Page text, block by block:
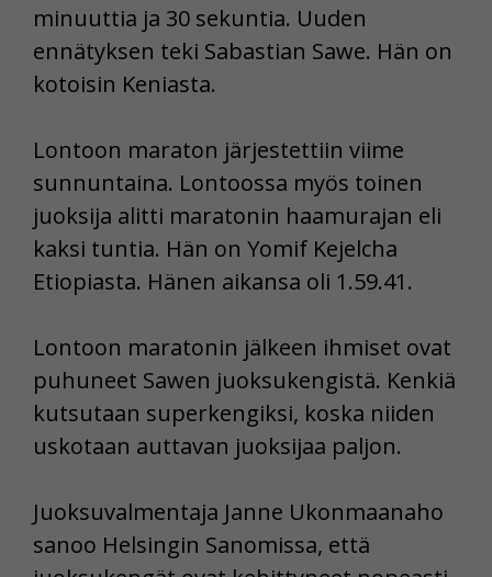
minuuttia ja 30 sekuntia. Uuden
ennätyksen teki Sabastian Sawe. Hän on
kotoisin Keniasta.
Lontoon maraton järjestettiin viime
sunnuntaina. Lontoossa myös toinen
juoksija alitti maratonin haamurajan eli
kaksi tuntia. Hän on Yomif Kejelcha
Etiopiasta. Hänen aikansa oli 1.59.41.
Lontoon maratonin jälkeen ihmiset ovat
puhuneet Sawen juoksukengistä. Kenkiä
kutsutaan superkengiksi, koska niiden
uskotaan auttavan juoksijaa paljon.
Juoksuvalmentaja Janne Ukonmaanaho
sanoo Helsingin Sanomissa, että